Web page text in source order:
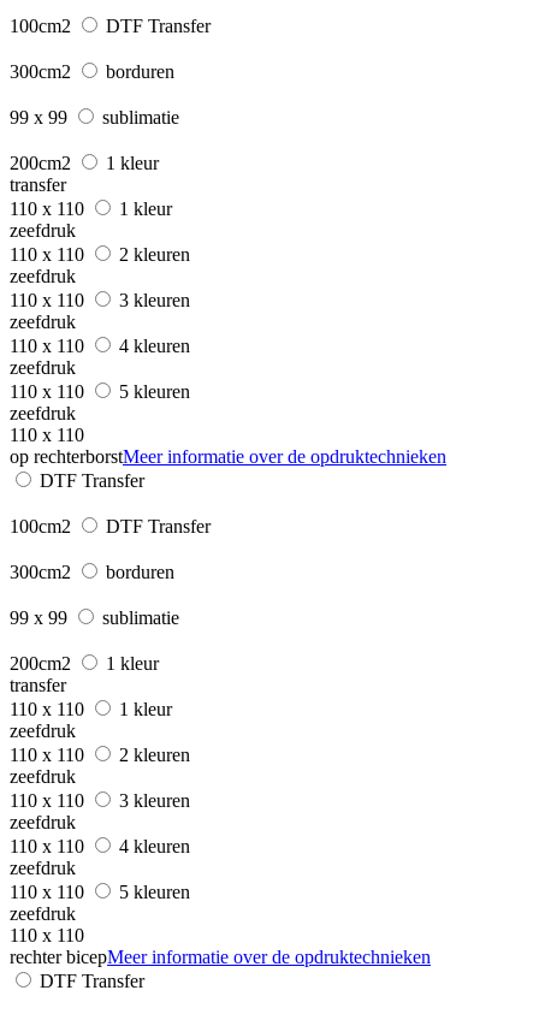
100cm2 DTF Transfer
300cm2 borduren
99 x 99 sublimatie
200cm2
1 kleur
transfer
110 x 110
1 kleur
zeefdruk
110 x 110
2 kleuren
zeefdruk
110 x 110
3 kleuren
zeefdruk
110 x 110
4 kleuren
zeefdruk
110 x 110
5 kleuren
zeefdruk
110 x 110
op rechterborstMeer informatie over de opdruktechnieken
DTF Transfer
100cm2 DTF Transfer
300cm2 borduren
99 x 99 sublimatie
200cm2
1 kleur
transfer
110 x 110
1 kleur
zeefdruk
110 x 110
2 kleuren
zeefdruk
110 x 110
3 kleuren
zeefdruk
110 x 110
4 kleuren
zeefdruk
110 x 110
5 kleuren
zeefdruk
110 x 110
rechter bicepMeer informatie over de opdruktechnieken
DTF Transfer